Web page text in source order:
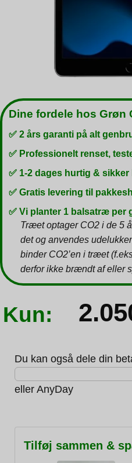
Dine fordele hos Grøn
✅ 2 års garanti på alt
✅ Professionelt renset,
✅ 1-2 dages hurtig & sikker
✅ Gratis levering til
✅ Vi planter 1 balsatræ per
Træet optager CO2 i de 5
det og anvendes
binder CO2’en i træet
derfor ikke brændt af eller
Kun:
Du kan også dele din
eller AnyDay
Tilføj sammen &